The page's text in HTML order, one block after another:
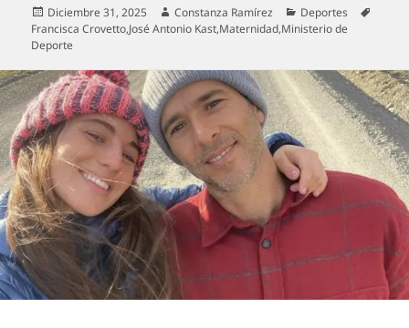
Publicado
el
Diciembre 31, 2025 Autor
Constanza Ramírez Categorías
Deportes
Francisca Crovetto,José Antonio Kast,Maternidad,Ministerio de
Deporte